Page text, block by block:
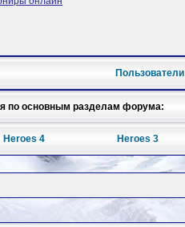
Пользователи
по основным разделам форума:
Heroes 4 Heroes 3